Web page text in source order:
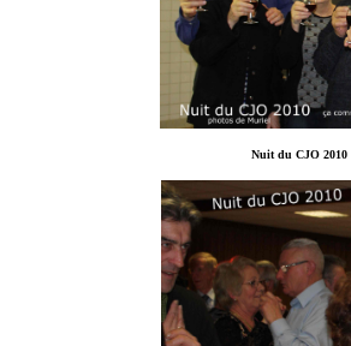
Nuit du CJO 2010